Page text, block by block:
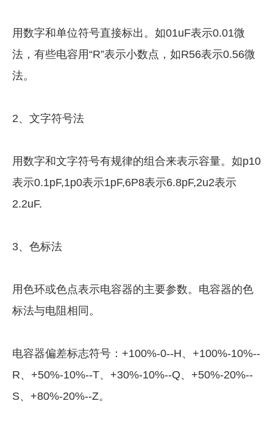
用数字和单位符号直接标出。如01uF表示0.01微
法，有些电容用“R”表示小数点，如R56表示0.56微
法。
2、文字符号法
用数字和文字符号有规律的组合来表示容量。如p10
表示0.1pF,1p0表示1pF,6P8表示6.8pF,2u2表示
2.2uF.
3、色标法
用色环或色点表示电容器的主要参数。电容器的色
标法与电阻相同。
电容器偏差标志符号：+100%-0--H、+100%-10%--
R、+50%-10%--T、+30%-10%--Q、+50%-20%--
S、+80%-20%--Z。